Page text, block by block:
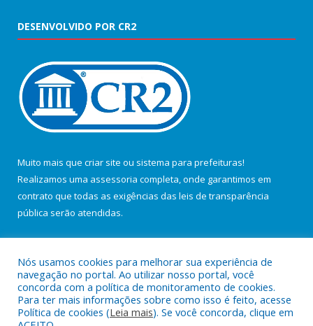
DESENVOLVIDO POR CR2
Muito mais que criar site ou sistema para prefeituras!
Realizamos uma assessoria completa, onde garantimos em
contrato que todas as exigências das leis de transparência
pública serão atendidas.
Todos os direitos reservados a Câmara Municipal de Salvaterra.
Nós usamos cookies para melhorar sua experiência de
navegação no portal. Ao utilizar nosso portal, você
concorda com a política de monitoramento de cookies.
Para ter mais informações sobre como isso é feito, acesse
Política de cookies (Leia mais). Se você concorda, clique em